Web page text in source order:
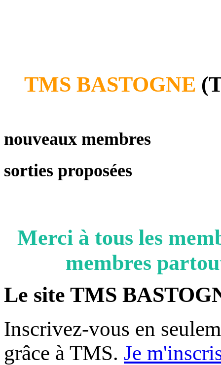
TMS BASTOGNE
nouveaux membres
sorties proposées
Merci à tous les
membres
Le site TMS
Inscrivez-vous en
grâce à TMS. Je